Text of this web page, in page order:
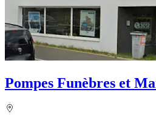
Pompes Funèbres et